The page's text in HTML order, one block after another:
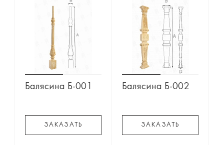
Балясина Б-001
ЗАКАЗАТЬ
Балясина Б-002
ЗАКАЗАТЬ